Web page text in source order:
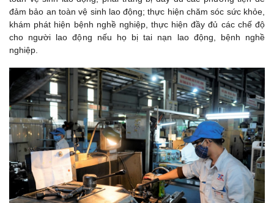
đảm bảo an toàn vệ sinh lao động; thực hiện chăm sóc sức khỏe,
khám phát hiện bệnh nghề nghiệp, thực hiện đầy đủ các chế độ
cho người lao động nếu họ bị tai nạn lao động, bệnh nghề
nghiệp.